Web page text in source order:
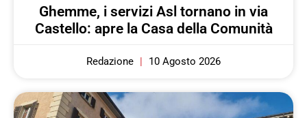
Ghemme, i servizi Asl tornano in via
Castello: apre la Casa della Comunità
Redazione 10 Agosto 2026